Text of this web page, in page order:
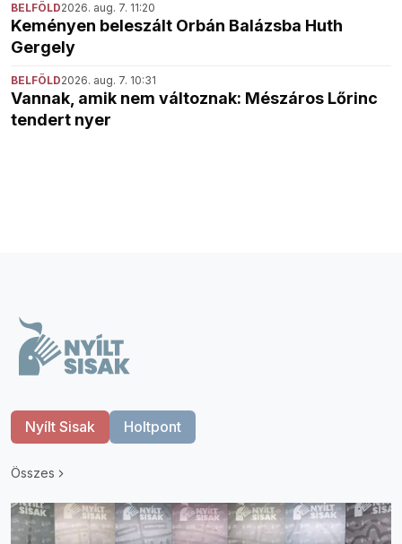
BELFÖLD2026. aug. 7. 11:20
Keményen beleszált Orbán Balázsba Huth
Gergely
BELFÖLD2026. aug. 7. 10:31
Vannak, amik nem változnak: Mészáros Lőrinc
tendert nyer
Nyílt Sisak Holtpont
Összes